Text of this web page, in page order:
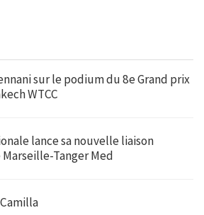
sur le podium du 8e Grand prix
WTCC
lance sa nouvelle liaison
Tanger Med